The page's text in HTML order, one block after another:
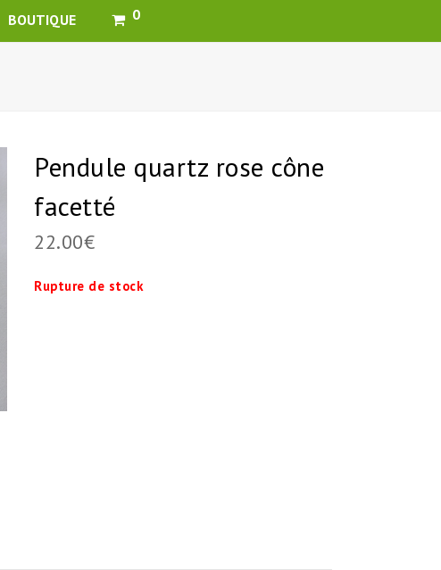
BOUTIQUE 0
Pendule quartz rose cône
facetté
22.00€
Rupture de stock